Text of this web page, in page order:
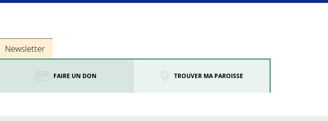
Newsletter
FAIRE UN DON TROUVER MA PAROISSE